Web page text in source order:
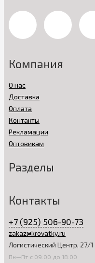
Компания
О нас
Доставка
Оплата
Контакты
Рекламации
Оптовикам
Разделы
Контакты
+7 (925) 506-90-73
zakaz@krovatky.ru
Логистический Центр, 27/1
Пн—Пт с 09:00 до 18:00